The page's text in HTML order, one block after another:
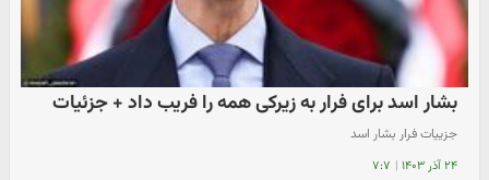
بشار اسد برای فرار به زیرکی همه را فریب داد + جزئیات
جزییات فرار بشار اسد
۲۴ آذر ۱۴۰۳ | ۷:۷